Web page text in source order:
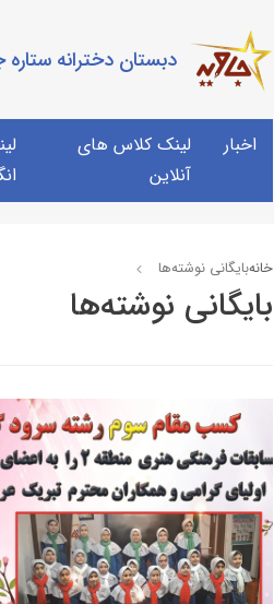
دبستان دخترانه ستاره
اخبار
لینک کلاس های
آنلاین
خانهبایگانی نوشته‌ها
بایگانی نوشته‌ها